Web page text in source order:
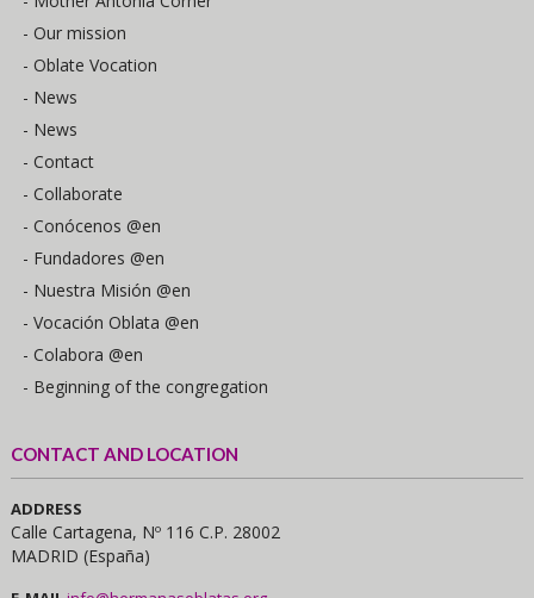
- Our mission
- Oblate Vocation
- News
- News
- Contact
- Collaborate
- Conócenos @en
- Fundadores @en
- Nuestra Misión @en
- Vocación Oblata @en
- Colabora @en
- Beginning of the congregation
CONTACT AND LOCATION
ADDRESS
Calle Cartagena, Nº 116 C.P. 28002
MADRID (España)